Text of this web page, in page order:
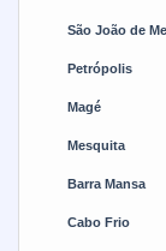
São João de
Petrópolis
Magé
Mesquita
Barra Mansa
Cabo Frio